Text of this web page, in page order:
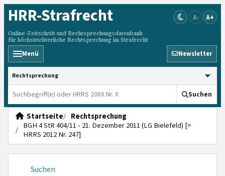
HRR-Strafrecht
Online-Zeitschrift und Rechtsprechungsdatenbank
für höchstrichterliche Rechtsprechung im Strafrecht
A- A+
Menü Newsletter
HRRS durchsuchen
Suchen
Startseite
Rechtsprechung
BGH 4 StR 404/11 - 21. Dezember 2011 (LG Bielefeld) [=
HRRS 2012 Nr. 247]
Suchen